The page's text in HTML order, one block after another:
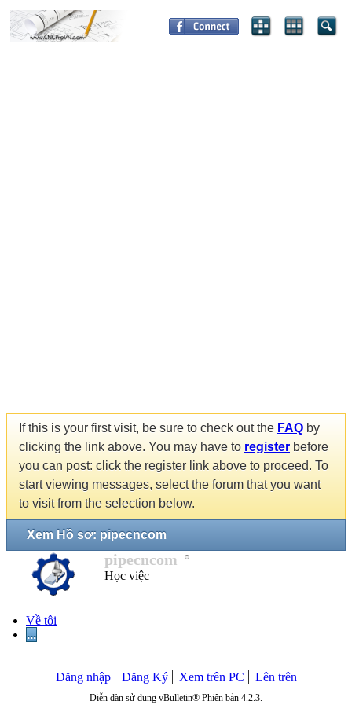
If this is your first visit, be sure to check out the FAQ by
clicking the link above. You may have to register before
you can post: click the register link above to proceed. To
start viewing messages, select the forum that you want
to visit from the selection below.
Xem Hồ sơ: pipecncom
pipecncom
Học việc
Về tôi
...
Đăng nhập Đăng Ký Xem trên PC Lên trên
Diễn đàn sử dụng vBulletin® Phiên bản 4.2.3.